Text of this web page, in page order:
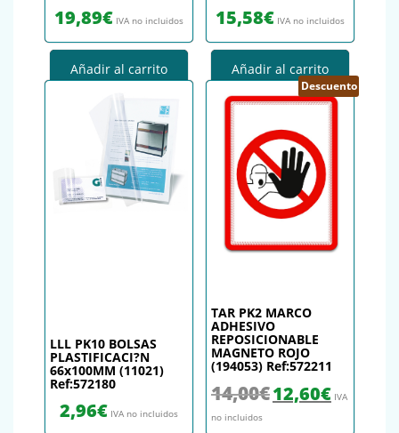
19,89€ IVA no incluidos
Añadir al carrito
15,58€ IVA no incluidos
Añadir al carrito
LLL PK10 BOLSAS
PLASTIFICACI?N
66x100MM (11021)
Ref:572180
2,96€ IVA no incluidos
Descuento
TAR PK2 MARCO
ADHESIVO
REPOSICIONABLE
MAGNETO ROJO
(194053) Ref:572211
14,00€ El precio original era:
12,60€El precio
IVA
no incluidos